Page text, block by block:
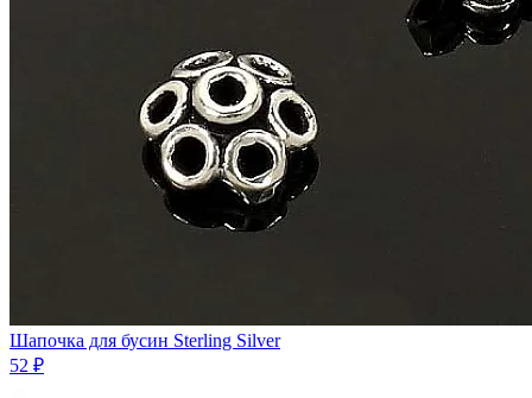
Шапочка для бусин Sterling Silver
52 ₽